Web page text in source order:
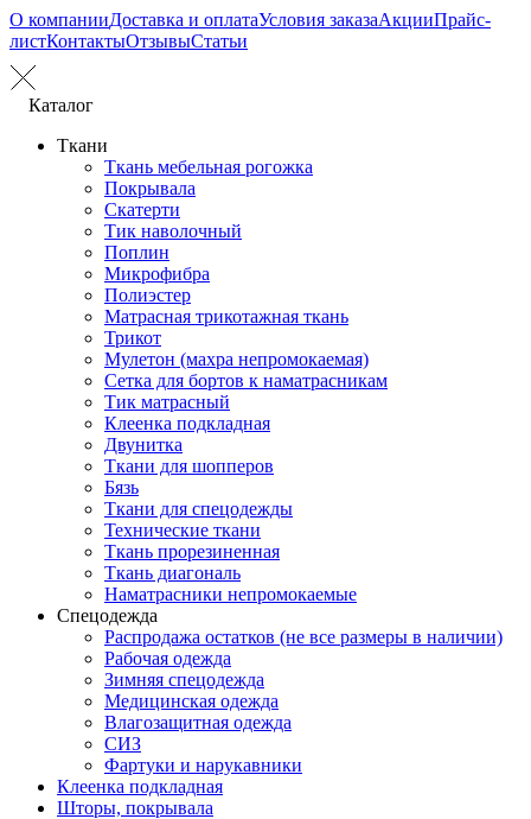
О компанииДоставка и оплатаУсловия заказаАкцииПрайс-
листКонтактыОтзывыСтатьи
Каталог
Ткани
Ткань мебельная рогожка
Покрывала
Скатерти
Тик наволочный
Поплин
Микрофибра
Полиэстер
Матрасная трикотажная ткань
Трикот
Мулетон (махра непромокаемая)
Сетка для бортов к наматрасникам
Тик матрасный
Клеенка подкладная
Двунитка
Ткани для шопперов
Бязь
Ткани для спецодежды
Технические ткани
Ткань прорезиненная
Ткань диагональ
Наматрасники непромокаемые
Спецодежда
Распродажа остатков (не все размеры в наличии)
Рабочая одежда
Зимняя спецодежда
Медицинская одежда
Влагозащитная одежда
СИЗ
Фартуки и нарукавники
Клеенка подкладная
Шторы, покрывала